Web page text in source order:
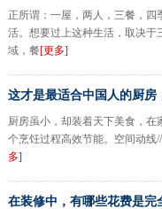
正所谓：一屋，两人，三餐，四
活。想要过上这种生活，取决于
域，餐[更多]
这才是最适合中国人的厨房
厨房虽小，却装着天下美食，
个烹饪过程高效节能。空间动线
多]
在装修中，有哪些花费是完